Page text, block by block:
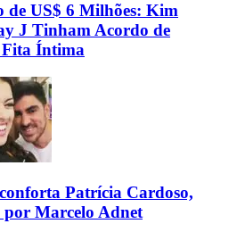
de US$ 6 Milhões: Kim
J Tinham Acordo de
Fita Íntima
Patrícia Cardoso,
Marcelo Adnet